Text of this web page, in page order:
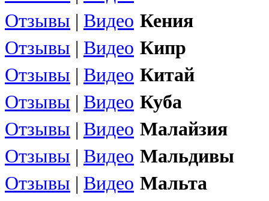
Отзывы | Видео Кения
Отзывы | Видео Кипр
Отзывы | Видео Китай
Отзывы | Видео Куба
Отзывы | Видео Малайзия
Отзывы | Видео Мальдивы
Отзывы | Видео Мальта